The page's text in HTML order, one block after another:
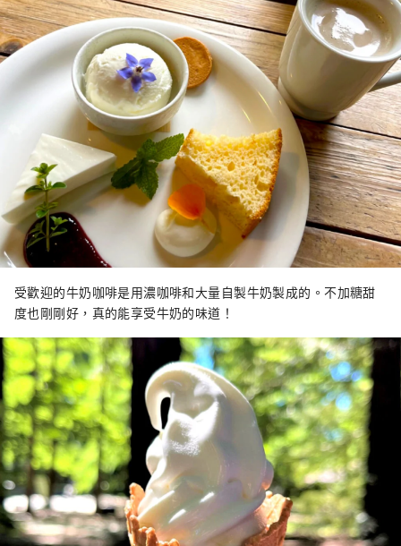
受歡迎的牛奶咖啡是用濃咖啡和大量自製牛奶製成的。不加糖甜
度也剛剛好，真的能享受牛奶的味道！